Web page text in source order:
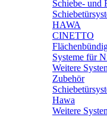
Schiebe- und
HAWA
CINETTO
Systeme für
Weitere
Zubehör
Hawa
Weitere